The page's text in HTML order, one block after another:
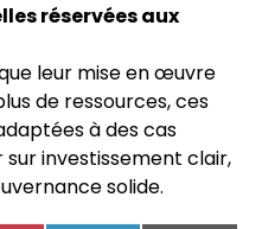
réservées aux
leur mise en œuvre
de ressources, ces
à des cas
investissement clair,
solide.